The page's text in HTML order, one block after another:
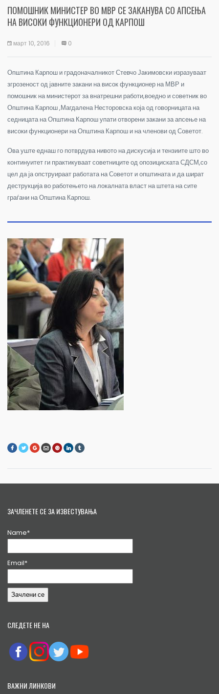
ПОМОШНИК МИНИСТЕР ВО МВР СЕ ЗАКАНУВА СО АПСЕЊА
НА ВИСОКИ ФУНКЦИОНЕРИ ОД КАРПОШ
март 10, 2016 0
Општина Карпош и градоначалникот Стевчо Јакимовски изразуваат
згрозеност од јавните закани на висок функционер на МВР и
помошник на министерот за внатрешни работи,воедно и советник во
Општина Карпош ,Магдалена Несторовска која од говорницата на
седницата на Општина Карпош упати отворени закани за апсење на
високи функционери на Општина Карпош и на членови од Советот.
Ова уште еднаш го потврдува нивото на дискусија и тензиите што во
континуитет ги практикуваат советниците од опозициската СДСМ,со
цел да ја опструираат работата на Советот и општината и да шират
деструкција во работењето на локалната власт на штета на сите
граѓани на Општина Карпош.
ЗАЧЛЕНЕТЕ СЕ ЗА ИЗВЕСТУВАЊА
Name*
Email*
СЛЕДЕТЕ НЕ НА
ВАЖНИ ЛИНКОВИ